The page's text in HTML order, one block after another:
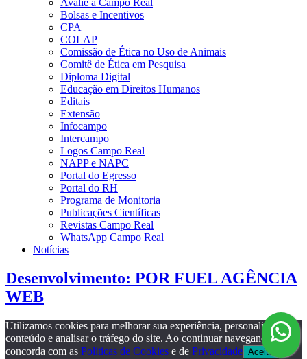
Bolsas e Incentivos
CPA
COLAP
Comissão de Ética no Uso de Animais
Comitê de Ética em Pesquisa
Diploma Digital
Educação em Direitos Humanos
Editais
Extensão
Infocampo
Intercampo
Logos Campo Real
NAPP e NAPC
Portal do Egresso
Portal do RH
Programa de Monitoria
Publicações Científicas
Revistas Campo Real
WhatsApp Campo Real
Notícias
Desenvolvimento: POR FUEL AGÊNCIA
WEB
Utilizamos cookies para melhorar sua experiência, personalizar
conteúdo e analisar o tráfego do site. Ao continuar navegando, você
concorda com as Políticas de Cookies e de Privacidade Aceito